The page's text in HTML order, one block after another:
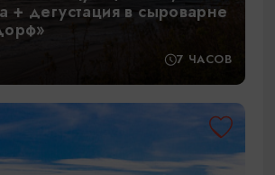
+ дегустация в сыроварне
7 ЧАСОВ